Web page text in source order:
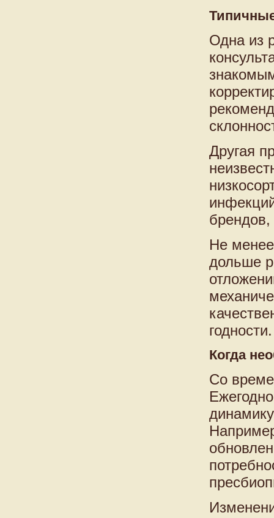
Одна из
Другая
Не
дольше
годности.
Когда
Со